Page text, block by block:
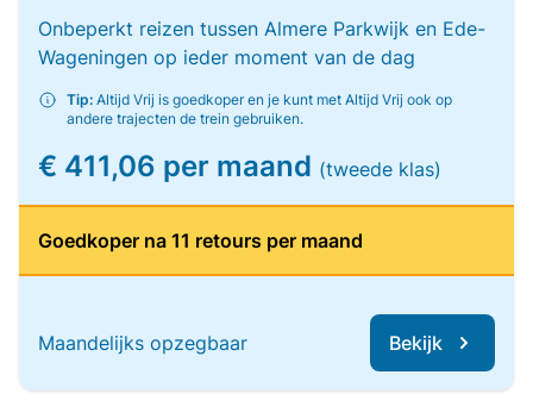
Onbeperkt reizen tussen Almere Parkwijk en Ede-
Wageningen op ieder moment van de dag
Tip: Altijd Vrij is goedkoper en je kunt met Altijd Vrij ook op
andere trajecten de trein gebruiken.
€ 411,06 per maand (tweede klas)
Goedkoper na 11 retours per maand
Maandelijks opzegbaar Bekijk